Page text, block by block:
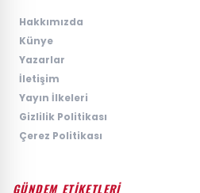
Hakkımızda
Künye
Yazarlar
İletişim
Yayın İlkeleri
Gizlilik Politikası
Çerez Politikası
GÜNDEM ETİKETLERİ